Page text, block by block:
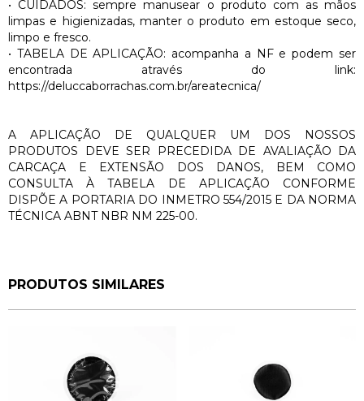
• CUIDADOS: sempre manusear o produto com as mãos
limpas e higienizadas, manter o produto em estoque seco,
limpo e fresco.
• TABELA DE APLICAÇÃO: acompanha a NF e podem ser
encontrada através do link:
https://deluccaborrachas.com.br/areatecnica/
A APLICAÇÃO DE QUALQUER UM DOS NOSSOS
PRODUTOS DEVE SER PRECEDIDA DE AVALIAÇÃO DA
CARCAÇA E EXTENSÃO DOS DANOS, BEM COMO
CONSULTA À TABELA DE APLICAÇÃO CONFORME
DISPÕE A PORTARIA DO INMETRO 554/2015 E DA NORMA
TÉCNICA ABNT NBR NM 225-00.
PRODUTOS SIMILARES